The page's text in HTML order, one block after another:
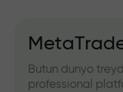
Butun dunyo
professional